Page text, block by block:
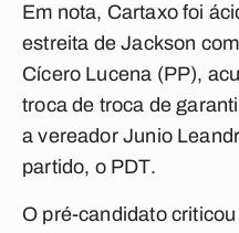
Em nota, Cartaxo foi
estreita de Jackson
Cícero Lucena (PP),
troca de troca de
a vereador Junio
partido, o PDT.
O pré-candidato